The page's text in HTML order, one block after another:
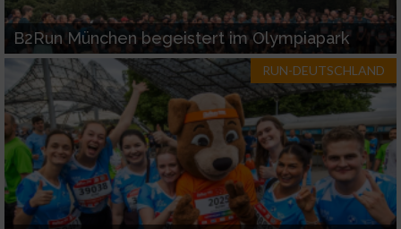
B2Run München begeistert im Olympiapark
RUN-DEUTSCHLAND